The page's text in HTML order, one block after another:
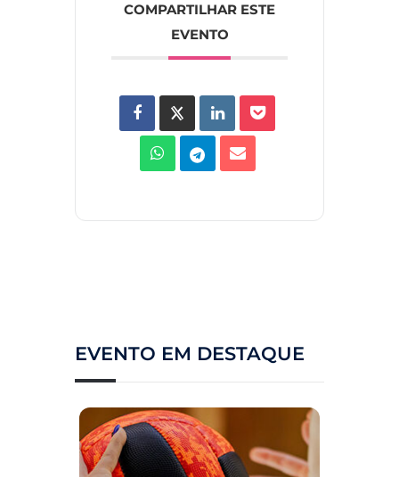
COMPARTILHAR ESTE
EVENTO
EVENTO EM DESTAQUE